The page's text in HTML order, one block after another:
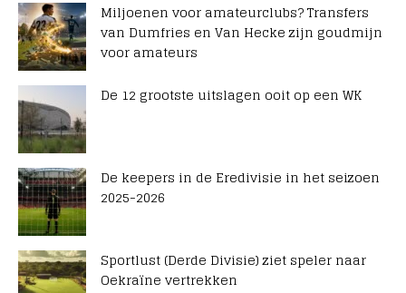
Miljoenen voor amateurclubs? Transfers
van Dumfries en Van Hecke zijn goudmijn
voor amateurs
De 12 grootste uitslagen ooit op een WK
De keepers in de Eredivisie in het seizoen
2025-2026
Sportlust (Derde Divisie) ziet speler naar
Oekraïne vertrekken